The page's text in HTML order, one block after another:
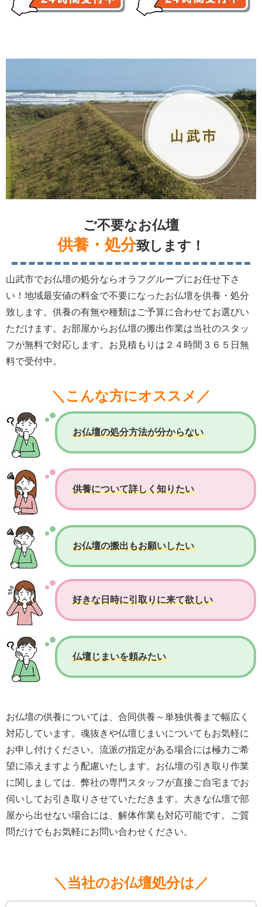
ご不要なお仏壇
供養・処分致します！
山武市でお仏壇の処分ならオラフグループにお任せ下さ
い！地域最安値の料金で不要になったお仏壇を供養・処分
致します。供養の有無や種類はご予算に合わせてお選びい
ただけます。お部屋からお仏壇の搬出作業は当社のスタッ
フが無料で対応します。お見積もりは２４時間３６５日無
料で受付中。
＼こんな方にオススメ／
お仏壇の処分方法が分からない
供養について詳しく知りたい
お仏壇の搬出もお願いしたい
好きな日時に引取りに来て欲しい
仏壇じまいを頼みたい
お仏壇の供養については、合同供養～単独供養まで幅広く
対応しています。魂抜きや仏壇じまいについてもお気軽に
お申し付けください。流派の指定がある場合には極力ご希
望に添えますよう配慮いたします。お仏壇の引き取り作業
に関しましては、弊社の専門スタッフが直接ご自宅までお
伺いしてお引き取りさせていただきます。大きな仏壇で部
屋から出せない場合には、解体作業も対応可能です。ご質
問だけでもお気軽にお問い合わせください。
＼当社のお仏壇処分は／